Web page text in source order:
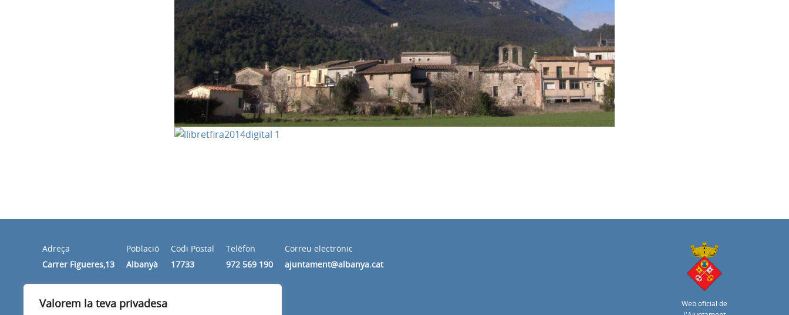
Valorem la teva privadesa
Adreça
Carrer Figueres,13
Població
Albanyà
Codi Postal
17733
Telèfon
972 569 190
Correu electrònic
ajuntament@albanya.cat
Horari
Web oficial de